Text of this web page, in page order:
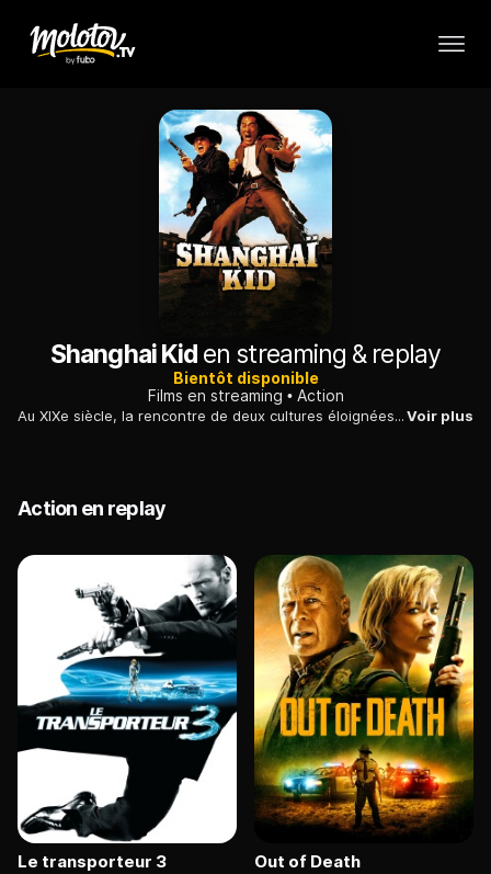
Shanghai Kid en streaming & replay
Bientôt disponible
Films en streaming
Action
Au XIXe siècle, la rencontre de deux cultures éloignées, l'Extrême-Orient et l'Ouest sauvage, à travers le regard d'un expert en arts martiaux.Voir plus
Action en replay
Le transporteur 3 Out of Death